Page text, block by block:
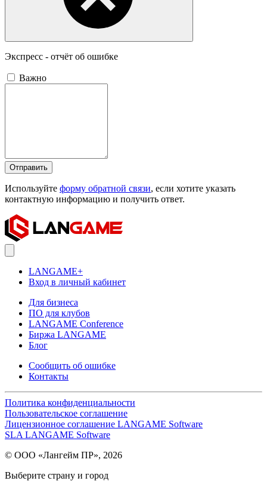
Экспресс - отчёт об ошибке
Важно
Отправить
Используйте форму обратной связи, если хотите указать
контактную информацию и получить ответ.
LANGAME+
Вход в личный кабинет
Для бизнеса
ПО для клубов
LANGAME Conference
Биржа LANGAME
Блог
Сообщить об ошибке
Контакты
Политика конфиденциальности
Пользовательское соглашение
Лицензионное соглашение LANGAME Software
SLA LANGAME Software
© ООО «Лангейм ПР», 2026
Выберите страну и город